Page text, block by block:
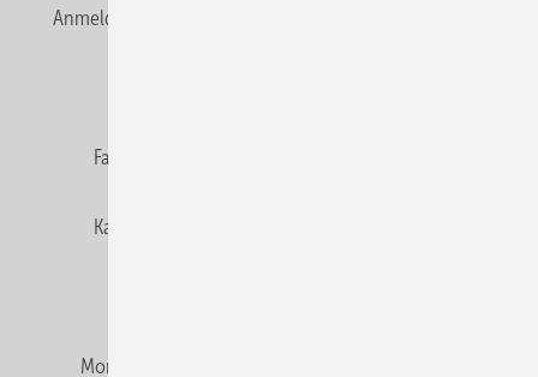
Anmelden
Fachbeiträge
Karriere bei Gentner
Montagezeiten Heizung